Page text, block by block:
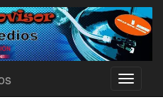
Toggle